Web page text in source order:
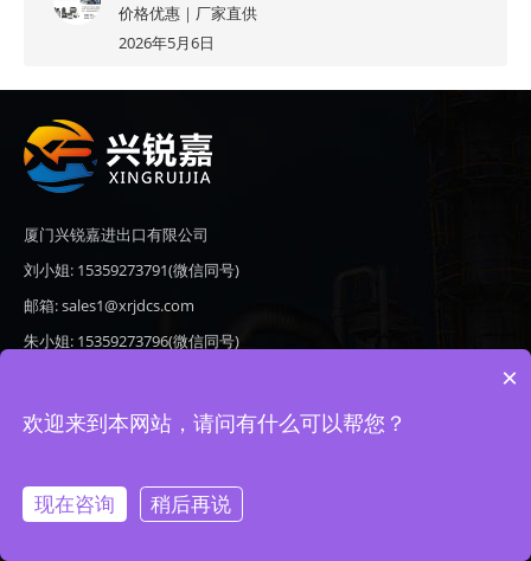
价格优惠｜厂家直供
2026年5月6日
厦门兴锐嘉进出口有限公司
刘小姐: 15359273791(微信同号)
邮箱: sales1@xrjdcs.com
朱小姐: 15359273796(微信同号)
地址: 厦门市翔安区新澳路510号海峡现代城A座6楼609
Copyright © 2020-2026 厦门兴锐嘉进出口有限公司 版权所有 备案号：
×
欢迎来到本网站，请问有什么可以帮您？
现在咨询 稍后再说